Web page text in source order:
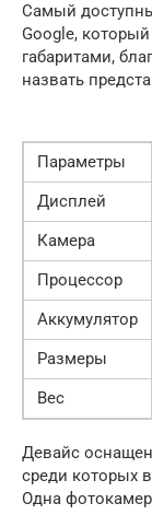
Самый
Google,
габаритами,
назвать
Параметры
Дисплей
Камера
Процессор
Аккумулятор
Размеры
Вес
Девайс
среди которых
Одна